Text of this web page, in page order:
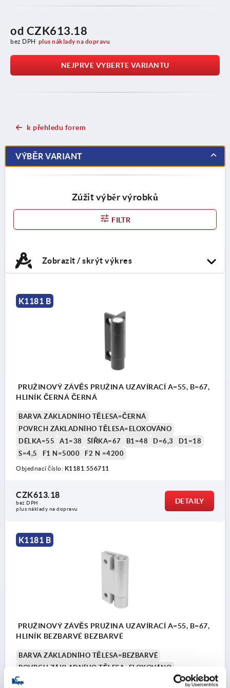
od CZK613.18
bez DPH plus náklady na dopravu
NEJPRVE VYBERTE VARIANTU
k přehledu forem
VÝBĚR VARIANT
Zúžit výběr výrobků
FILTR
Zobrazit / skrýt výkres
K1181 B
PRUŽINOVÝ ZÁVĚS PRUŽINA UZAVÍRACÍ A=55, B=67,
HLINÍK ČERNÁ ČERNÁ
BARVA ZÁKLADNÍHO TĚLESA=ČERNÁ
POVRCH ZÁKLADNÍHO TĚLESA=ELOXOVÁNO
DÉLKA=55
A1=38 ŠÍŘKA=67 B1=48 D=6,3
D1=18
S=4,5
F1 N=5000 F2 N =4200
Objednací číslo: K1181.556711
CZK613.18
bez DPH
plus náklady na dopravu
DETAILY
K1181 B
PRUŽINOVÝ ZÁVĚS PRUŽINA UZAVÍRACÍ A=55, B=67,
HLINÍK BEZBARVÉ BEZBARVÉ
BARVA ZÁKLADNÍHO TĚLESA=BEZBARVÉ
POVRCH ZÁKLADNÍHO TĚLESA=ELOXOVÁNO
DÉLKA=55
D1=18